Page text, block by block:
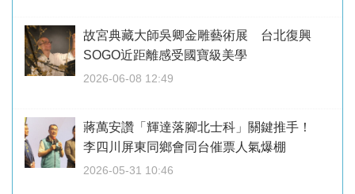
故宮典藏大師吳卿金雕藝術展 台北復興
SOGO近距離感受國寶級美學
2026-06-08 12:49
蔣萬安讚「輝達落腳北士科」關鍵推手！
李四川屏東同鄉會同台催票人氣爆棚
2026-05-31 10:46